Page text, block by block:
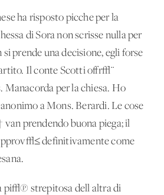
ha risposto picche per la
di Sora non scrisse nulla per
prende una decisione, egli forse
Il conte Scotti offr√¨
Manacorda per la chiesa. Ho
a Mons. Berardi. Le cose
prendendo buona piega; il
definitivamente come
pi√π strepitosa dell'altra di